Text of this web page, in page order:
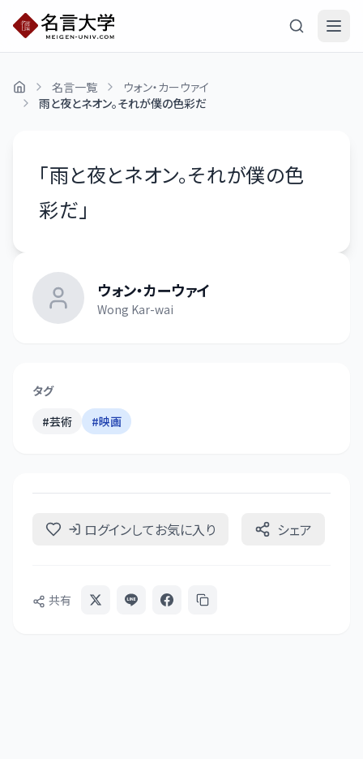
名言一覧
ウォン・カーウァイ
雨と夜とネオン。それが僕の色彩だ
「雨と夜とネオン。それが僕の色
彩だ 」
ウォン・カーウァイ
Wong Kar-wai
タグ
#芸術 #映画
ログインしてお気に入り シェア
共有